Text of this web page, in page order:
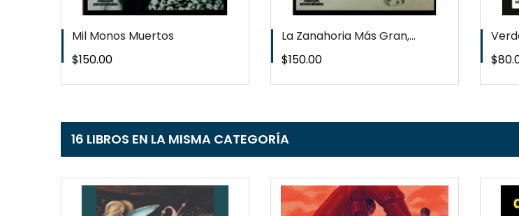
Mil Monos Muertos
Precio
$150.00
La Zanahoria Más Gran,...
Precio
$150.00
16 LIBROS EN LA MISMA CATEGORÍA